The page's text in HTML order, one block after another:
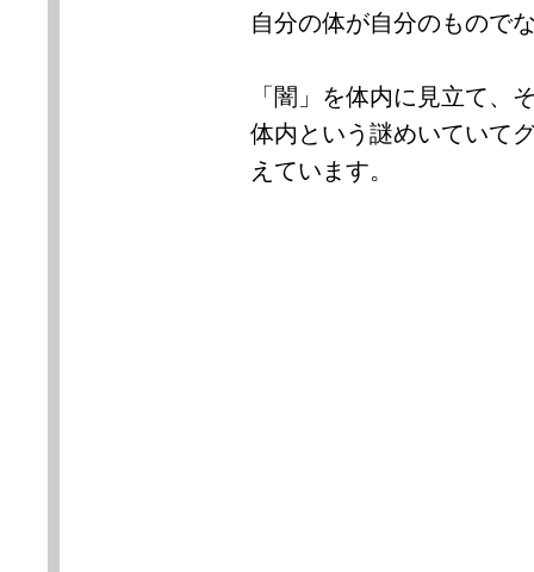
自分の体が自分のもので
「闇」を体内に見立て、
体内という謎めいていて
えています。